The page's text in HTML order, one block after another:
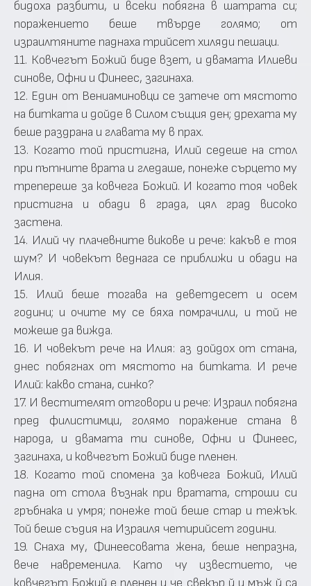
бидоха разбити, и всеки побягна в шатрата си;
поражението беше твърде голямо; от
израилтяните паднаха трийсет хиляди пешаци.
11. Ковчегът Божий биде взет, и двамата Илиеви
синове, Офни и Финеес, загинаха.
12. Един от Вениаминовци се затече от мястото
на битката и дойде в Силом същия ден; дрехата му
беше раздрана и главата му в прах.
13. Когато той пристигна, Илий седеше на стол
при пътните врата и гледаше, понеже сърцето му
трепереше за ковчега Божий. И когато тоя човек
пристигна и обади в града, цял град високо
застена.
14. Илий чу плачевните викове и рече: какъв е тоя
шум? И човекът веднага се приближи и обади на
Илия.
15. Илий беше тогава на деветдесет и осем
години; и очите му се бяха помрачили, и той не
можеше да вижда.
16. И човекът рече на Илия: аз дойдох от стана,
днес побягнах от мястото на битката. И рече
Илий: какво стана, синко?
17. И вестителят отговори и рече: Израил побягна
пред филистимци, голямо поражение стана в
народа, и двамата ти синове, Офни и Финеес,
загинаха, и ковчегът Божий биде пленен.
18. Когато той спомена за ковчега Божий, Илий
падна от стола възнак при вратата, строши си
гръбнака и умря; понеже той беше стар и тежък.
Той беше съдия на Израиля четирийсет години.
19. Снаха му, Финеесовата жена, беше непразна,
вече навременила. Като чу известието, че
ковчегът Божий е пленен и че свекър й и мъж й са